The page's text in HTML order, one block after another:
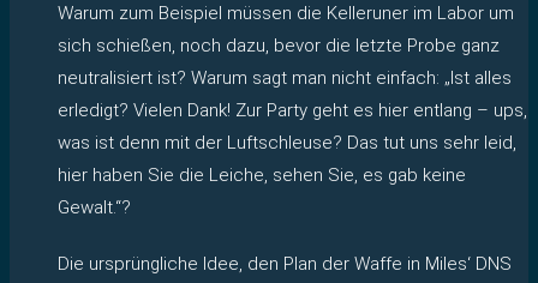
Warum zum Beispiel müssen die Kelleruner im Labor um
sich schießen, noch dazu, bevor die letzte Probe ganz
neutralisiert ist? Warum sagt man nicht einfach: „Ist alles
erledigt? Vielen Dank! Zur Party geht es hier entlang – ups,
was ist denn mit der Luftschleuse? Das tut uns sehr leid,
hier haben Sie die Leiche, sehen Sie, es gab keine
Gewalt.“?
Die ursprüngliche Idee, den Plan der Waffe in Miles‘ DNS